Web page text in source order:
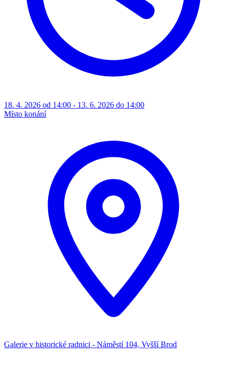
18. 4. 2026 od 14:00 - 13. 6. 2026 do 14:00
Místo konání
Galerie v historické radnici - Náměstí 104, Vyšší Brod